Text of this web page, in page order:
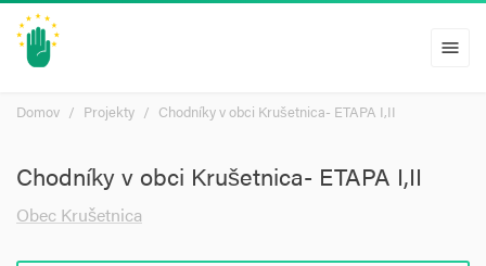
menu
Domov Projekty Chodníky v obci Krušetnica- ETAPA I,II
Chodníky v obci Krušetnica- ETAPA I,II
Obec Krušetnica